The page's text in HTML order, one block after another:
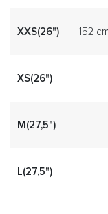
XXS(26") 152 cm
XS(26")
M(27,5")
L(27,5")